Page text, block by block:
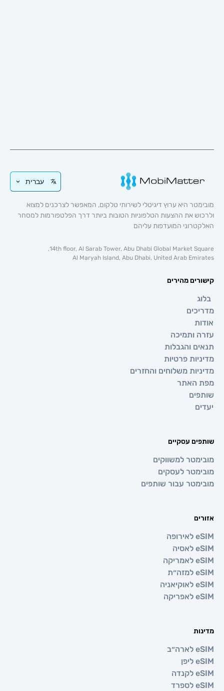
עברית
היא ערוץ דיגיטלי לשירותי טלקום, המאפשר לצרכנים למצוא
את ההצעות הטלפוניות הטובות ביותר דרך הפלטפורמות למסחר
המועדפות עליהם
14th floor, Al Sarab Tower, Abu Dhabi Global Market
Al Maryah Island, Abu Dhabi, United Arab
מהירים
והגבלות
פרטיות
משלוחים והחזרים
עסקיים
למשווקים
לעסקים
עבור שותפים